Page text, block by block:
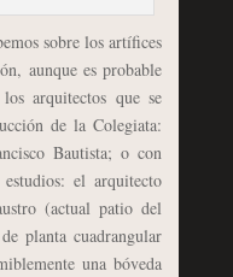
sobre los artífices
aunque es probable
arquitectos que se
de la Colegiata:
Bautista; o con
el arquitecto
(actual patio del
planta cuadrangular
una bóveda